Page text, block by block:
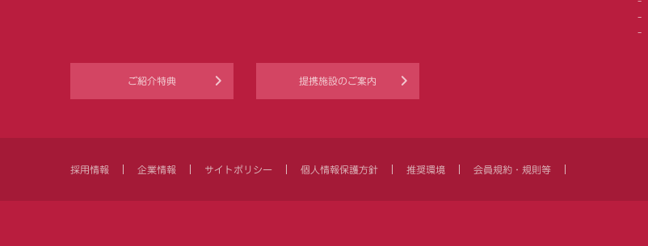
ご紹介特典 提携施設のご案内
採用情報 企業情報 サイトポリシー 個人情報保護方針 推奨環境 会員規約・規則等